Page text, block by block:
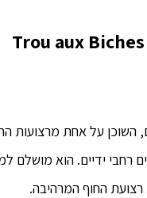
Trou aux
על אחת מרצועות
רחבי ידיים. הוא מושלם
רצועת החוף המרהיבה.